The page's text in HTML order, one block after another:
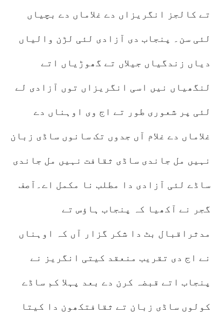
تے کالجز انگریزاں دے غلاماں دے بچیاں
لئی سن۔ پنجاب دی آزادی لئی لڑن والیاں
دیاں زندگیاں جیلاں تے گھوڑیاں اتے
لنگھیاں نیں اسی انگریزاں توں آزادی لے
لئی پر شعوری طور تے اج وی اوہناں دے
غلاماں دے غلام آں جدوں تک سانوں ساڈی زبان
نہیں مل جاندی ساڈی ثقافت نہیں مل جاندی
ساڈے لئی آزادی دا مطلب نا مکمل اے۔آصف
گجر نے آکھیا کہ پنجاب ہاؤس تے
مدثراقبال بٹ دا شکر گزار آں کہ اوہناں
نے اج دی تقریب منعقد کیتی انگریز نے
پنجاب اتے قبضہ کرن دے بعد پہلا کم ساڈے
کولوں ساڈی زبان تے ثقافتکھون دا کیتا